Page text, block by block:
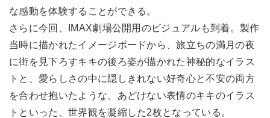
な感動を体験することができる。
さらに今回、IMAX劇場公開用のビジュアルも到着。製作
当時に描かれたイメージボードから、旅立ちの満月の夜
に街を見下ろすキキの後ろ姿が描かれた神秘的なイラス
トと、愛らしさの中に隠しきれない好奇心と不安の両方
を合わせ抱いたような、あどけない表情のキキのイラス
トといった、世界観を凝縮した2枚となっている。